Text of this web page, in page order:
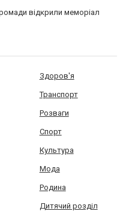
відкрили меморіал
Здоров'я
Транспорт
Розваги
Спорт
Культура
Мода
Родина
Дитячий розділ